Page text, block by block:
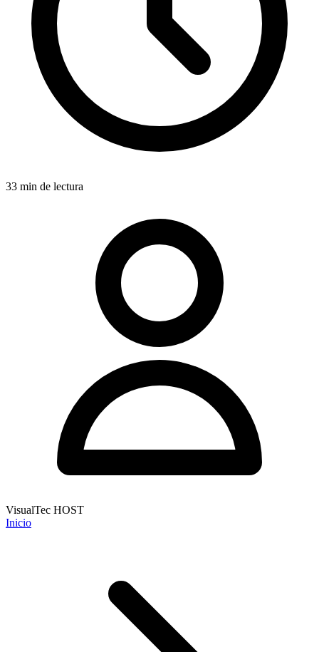
33 min de lectura
VisualTec HOST
Inicio